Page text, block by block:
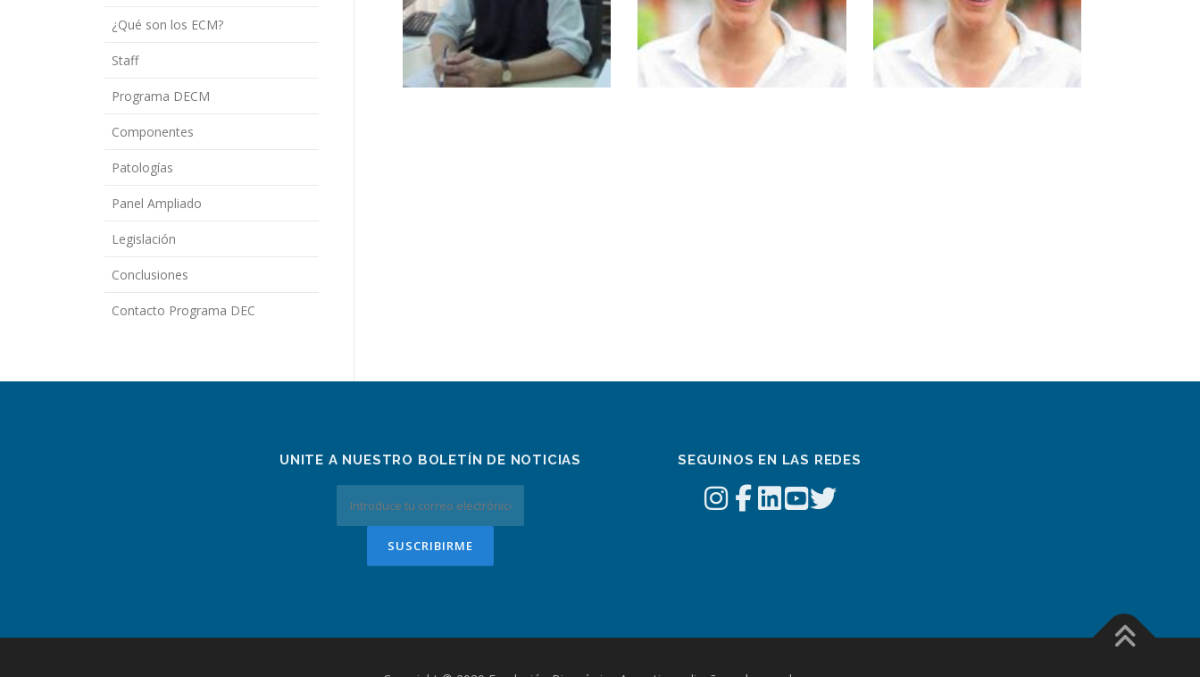
¿Qué son los ECM?
Staff
Programa DECM
Componentes
Patologías
Panel Ampliado
Legislación
Conclusiones
Contacto Programa DEC
UNITE A NUESTRO BOLETÍN DE NOTICIAS SEGUINOS EN LAS REDES